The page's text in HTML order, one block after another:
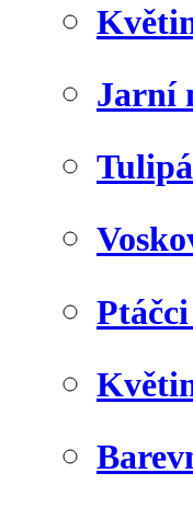
Jarní